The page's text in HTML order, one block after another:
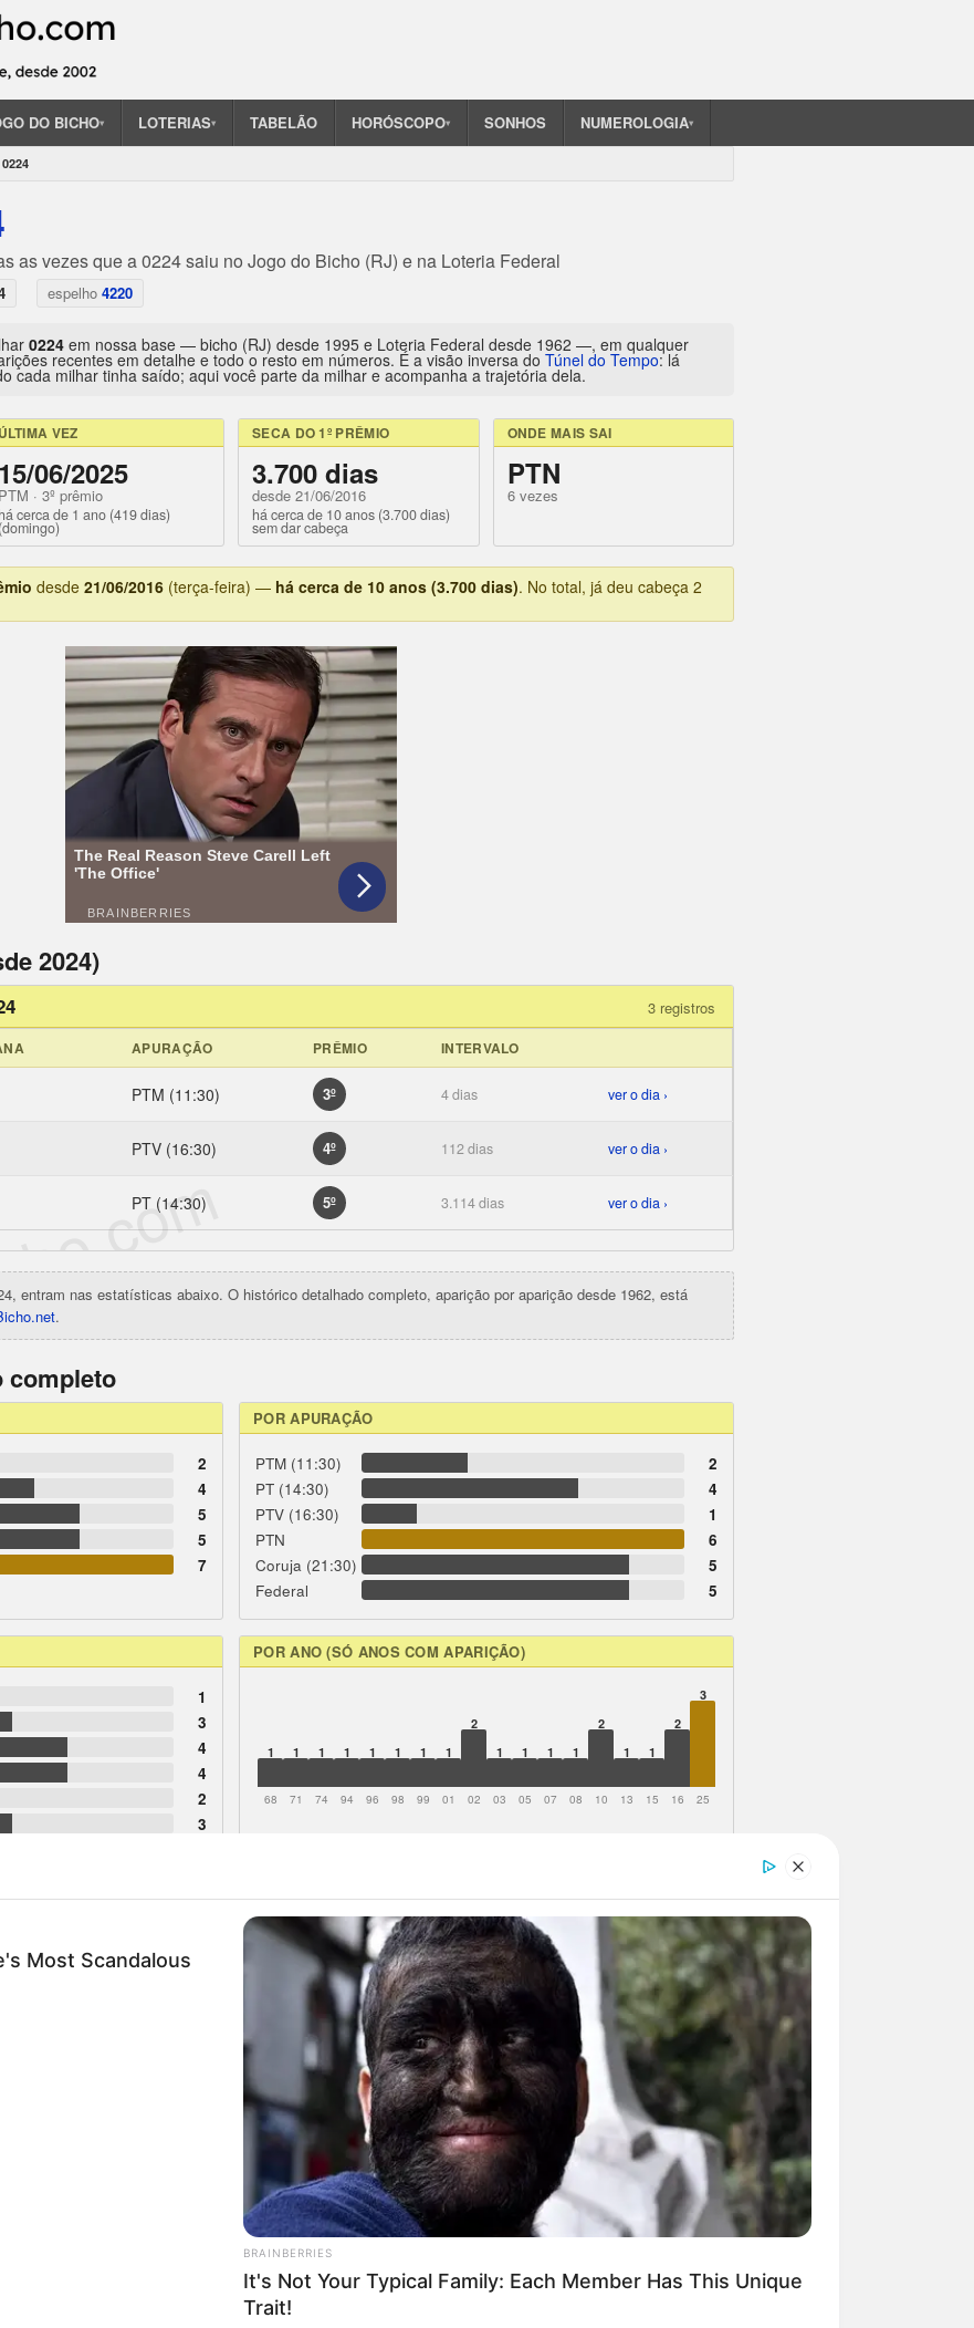
DO BICHO▾ LOTERIAS▾ TABELÃO HORÓSCOPO▾ SONHOS NUMEROLOGIA▾
0224
as vezes que a 0224 saiu no Jogo do Bicho (RJ) e na Loteria Federal
espelho 4220
0224 em nossa base — bicho (RJ) desde 1995 e Loteria Federal desde 1962 —, em qualquer
recentes em detalhe e todo o resto em números. É a visão inversa do Túnel do Tempo: lá
cada milhar tinha saído; aqui você parte da milhar e acompanha a trajetória dela.
ÚLTIMA VEZ
15/06/2025
PTM · 3º prêmio
há cerca de 1 ano (419 dias)
(domingo)
SECA DO 1º PRÊMIO
3.700 dias
desde 21/06/2016
há cerca de 10 anos (3.700 dias)
sem dar cabeça
ONDE MAIS SAI
PTN
6 vezes
desde 21/06/2016 (terça-feira) — há cerca de 10 anos (3.700 dias). No total, já deu cabeça 2
2024)
3 registros
APURAÇÃO PRÊMIO INTERVALO
PTM (11:30) 3º 4 dias ver o dia ›
PTV (16:30) 4º 112 dias ver o dia ›
PT (14:30) 5º 3.114 dias ver o dia ›
entram nas estatísticas abaixo. O histórico detalhado completo, aparição por aparição desde 1962, está
.
completo
2
4
5
5
7
POR APURAÇÃO
PTM (11:30)
2
PT (14:30)
4
PTV (16:30)
1
PTN
6
Coruja (21:30)
5
Federal
5
1
3
4
4
2
3
POR ANO (SÓ ANOS COM APARIÇÃO)
1 1 1 1 1 1 1 1
2
1
1 1 1
2
1
1
2
3
68 71 74 94 96 98 99 01 02 03 05 07 08 10 13 15 16 25
de 20 anos de silêncio), entre 18/05/1974 e 26/03/1994.